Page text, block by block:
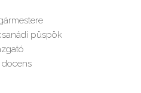
püspök
docens